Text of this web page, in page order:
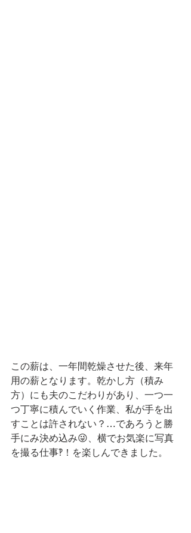
この薪は、一年間乾燥させた後、来年
用の薪となります。乾かし方（積み
方）にも夫のこだわりがあり、一つ一
つ丁寧に積んでいく作業、私が手を出
すことは許されない？…であろうと勝
手にみ決め込み😜、横でお気楽に写真
を撮る仕事‽！を楽しんできました。